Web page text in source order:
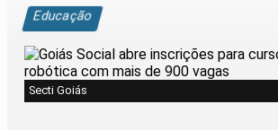
Educação
Secti Goiás